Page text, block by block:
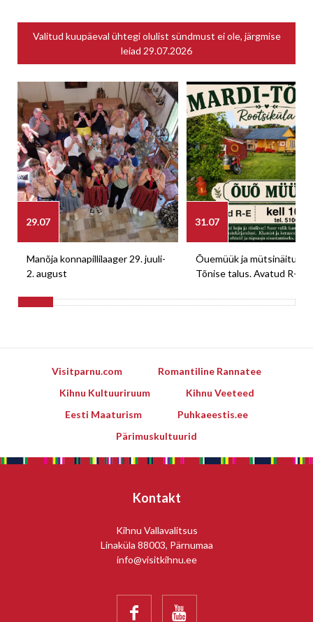
Valitud kuupäeval ühtegi olulist sündmust ei ole, järgmise
leiad 29.07.2026
29.07
Manõja konnapillilaager 29. juuli-
2. august
31.07
Õuemüük ja mütsinäitus
Tõnise talus. Avatud R-E
Visitparnu.com
Romantiline Rannatee
Kihnu Kultuuriruum
Kihnu Veeteed
Eesti Maaturism
Puhkaeestis.ee
Pärimuskultuurid
Kontakt
Kihnu Vallavalitsus
Linaküla 88003, Pärnumaa
info@visitkihnu.ee
 